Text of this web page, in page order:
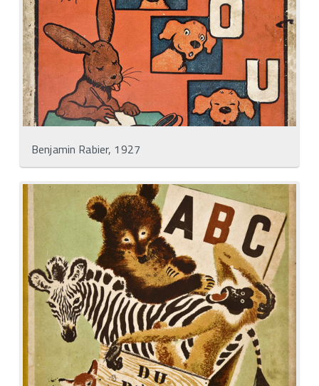
Benjamin Rabier, 1927